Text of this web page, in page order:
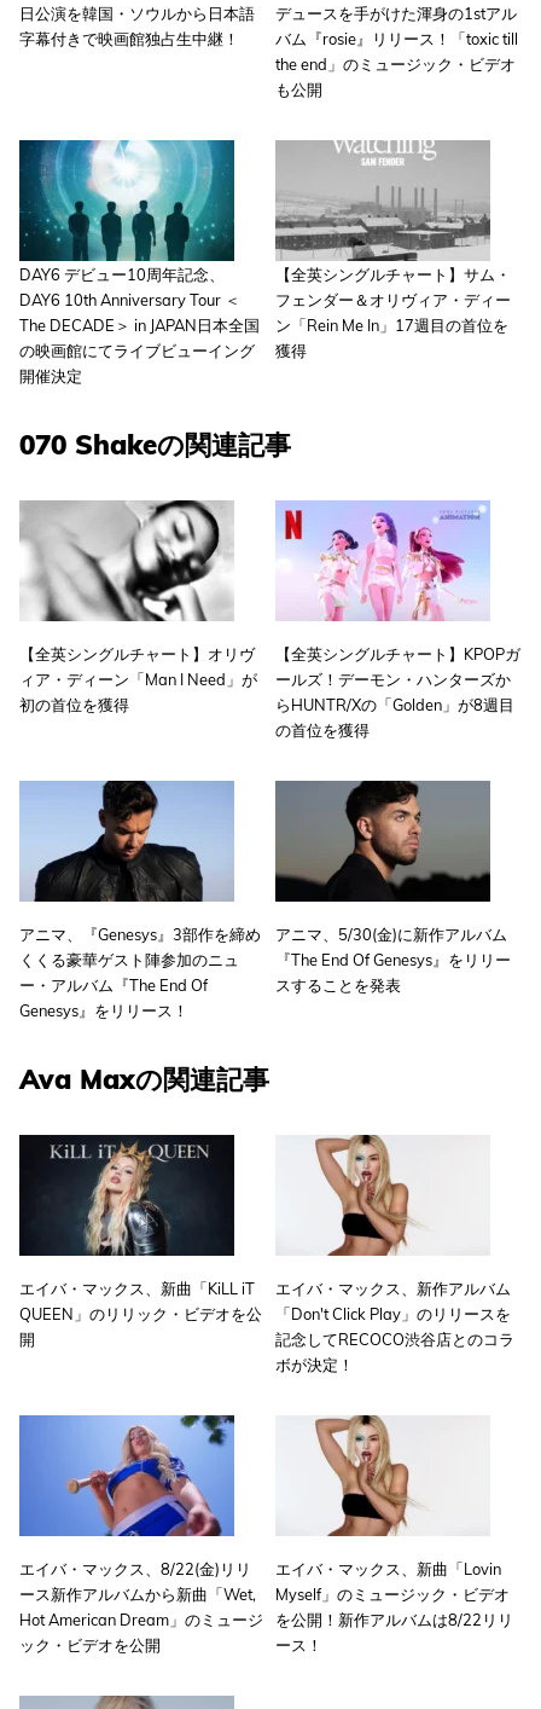
日公演を韓国・ソウルから日本語
字幕付きで映画館独占生中継！
デュースを手がけた渾身の1stアル
バム『rosie』リリース！「toxic till
the end」のミュージック・ビデオ
も公開
DAY6 デビュー10周年記念、
DAY6 10th Anniversary Tour ＜
The DECADE＞ in JAPAN日本全国
の映画館にてライブビューイング
開催決定
【全英シングルチャート】サム・
フェンダー＆オリヴィア・ディー
ン「Rein Me In」17週目の首位を
獲得
070 Shakeの関連記事
【全英シングルチャート】オリヴ
ィア・ディーン「Man I Need」が
初の首位を獲得
【全英シングルチャート】KPOPガ
ールズ！デーモン・ハンターズか
らHUNTR/Xの「Golden」が8週目
の首位を獲得
アニマ、『Genesys』3部作を締め
くくる豪華ゲスト陣参加のニュ
ー・アルバム『The End Of
Genesys』をリリース！
アニマ、5/30(金)に新作アルバム
『The End Of Genesys』をリリー
スすることを発表
Ava Maxの関連記事
エイバ・マックス、新曲「KiLL iT
QUEEN」のリリック・ビデオを公
開
エイバ・マックス、新作アルバム
「Don't Click Play」のリリースを
記念してRECOCO渋谷店とのコラ
ボが決定！
エイバ・マックス、8/22(金)リリ
ース新作アルバムから新曲「Wet,
Hot American Dream」のミュージ
ック・ビデオを公開
エイバ・マックス、新曲「Lovin
Myself」のミュージック・ビデオ
を公開！新作アルバムは8/22リリ
ース！